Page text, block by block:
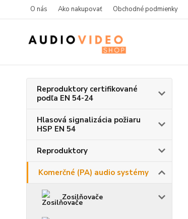
O nás Ako nakupovať Obchodné podmienky
Reproduktory certifikované
podľa EN 54-24
Hlasová signalizácia požiaru
HSP EN 54
Reproduktory
Komerčné (PA) audio systémy
Zosilňovače